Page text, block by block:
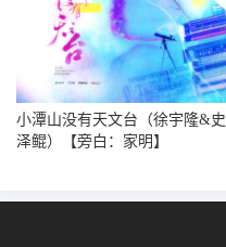
小潭山没有天文台（徐宇隆&史
泽鲲）【旁白：家明】